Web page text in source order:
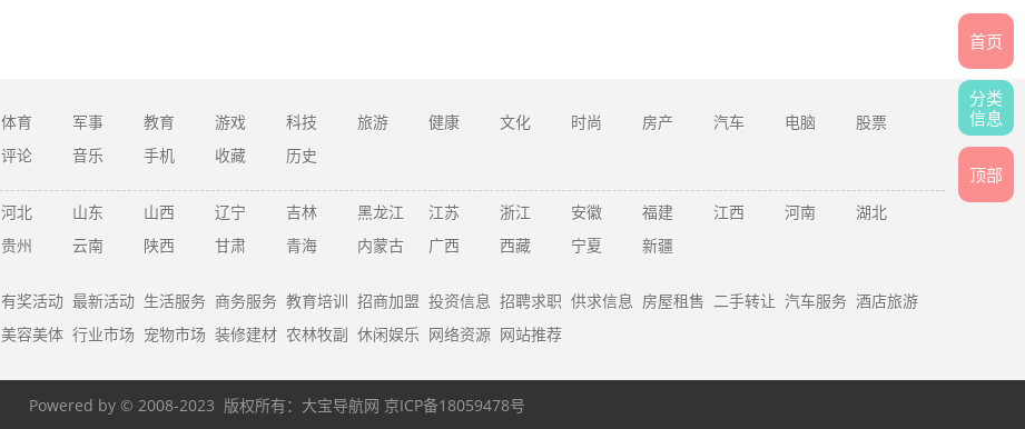
首页
分类
信息
顶部
体育 军事 教育 游戏 科技 旅游 健康 文化 时尚 房产 汽车 电脑
股票
评论 音乐 手机 收藏 历史
河北 山东 山西 辽宁 吉林 黑龙江 江苏 浙江 安徽 福建 江西 河南
湖北
贵州 云南 陕西 甘肃 青海 内蒙古 广西 西藏 宁夏 新疆
有奖活动 最新活动 生活服务 商务服务 教育培训 招商加盟 投资信息 招聘求职 供求信息 房屋租售 二手转让 汽车服务 酒店旅游
美容美体 行业市场 宠物市场 装修建材 农林牧副 休闲娱乐 网络资源 网站推荐
Powered by © 2008-2023 版权所有： 大宝导航网 京ICP备18059478号